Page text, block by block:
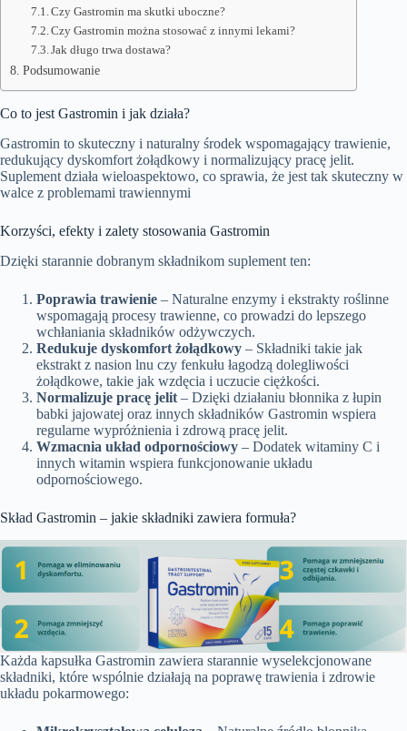
Czy Gastromin ma skutki uboczne?
Czy Gastromin można stosować z innymi lekami?
Jak długo trwa dostawa?
Podsumowanie
Co to jest Gastromin i jak działa?
Gastromin to skuteczny i naturalny środek wspomagający trawienie,
redukujący dyskomfort żołądkowy i normalizujący pracę jelit.
Suplement działa wieloaspektowo, co sprawia, że jest tak skuteczny w
walce z problemami trawiennymi
Korzyści, efekty i zalety stosowania Gastromin
Dzięki starannie dobranym składnikom suplement ten:
Poprawia trawienie – Naturalne enzymy i ekstrakty roślinne
wspomagają procesy trawienne, co prowadzi do lepszego
wchłaniania składników odżywczych.
Redukuje dyskomfort żołądkowy – Składniki takie jak
ekstrakt z nasion lnu czy fenkułu łagodzą dolegliwości
żołądkowe, takie jak wzdęcia i uczucie ciężkości.
Normalizuje pracę jelit – Dzięki działaniu błonnika z łupin
babki jajowatej oraz innych składników Gastromin wspiera
regularne wypróżnienia i zdrową pracę jelit.
Wzmacnia układ odpornościowy – Dodatek witaminy C i
innych witamin wspiera funkcjonowanie układu
odpornościowego.
Skład Gastromin – jakie składniki zawiera formuła?
Każda kapsułka Gastromin zawiera starannie wyselekcjonowane
składniki, które wspólnie działają na poprawę trawienia i zdrowie
układu pokarmowego: